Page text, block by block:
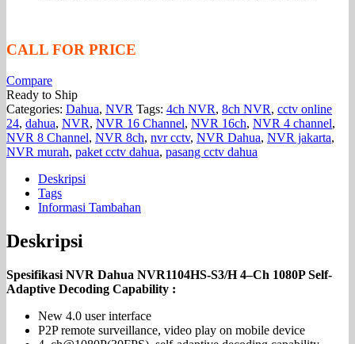
CALL FOR PRICE
Compare
Ready to Ship
Categories: Dahua, NVR Tags: 4ch NVR, 8ch NVR, cctv online
24, dahua, NVR, NVR 16 Channel, NVR 16ch, NVR 4 channel,
NVR 8 Channel, NVR 8ch, nvr cctv, NVR Dahua, NVR jakarta,
NVR murah, paket cctv dahua, pasang cctv dahua
Deskripsi
Tags
Informasi Tambahan
Deskripsi
Spesifikasi NVR Dahua NVR1104HS-S3/H 4–Ch 1080P Self-
Adaptive Decoding Capability :
New 4.0 user interface
P2P remote surveillance, video play on mobile device